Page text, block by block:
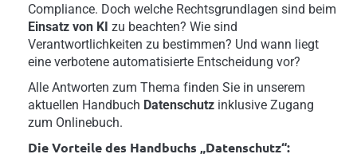
Compliance. Doch welche Rechtsgrundlagen sind beim
Einsatz von KI zu beachten? Wie sind
Verantwortlichkeiten zu bestimmen? Und wann liegt
eine verbotene automatisierte Entscheidung vor?
Alle Antworten zum Thema finden Sie in unserem
aktuellen Handbuch Datenschutz inklusive Zugang
zum Onlinebuch.
Die Vorteile des Handbuchs „Datenschutz“: